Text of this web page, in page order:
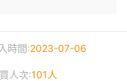
時間:2023-07-06
人次:101人